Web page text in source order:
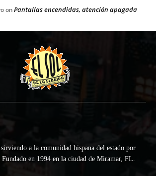
onPantallas encendidas, atención apagada
a la comunidad hispana del estado por
Fundado en 1994 en la ciudad de Miramar, FL.